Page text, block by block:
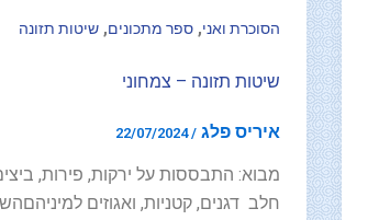
הסוכרת ואני,ספר מתכונים,שיטות תזונה
שיטות תזונה – צמחוני
איריס פלג/
22/07/2024
מבוא: התבססות על ירקות, פירות,
חלב דגנים, קטניות, ואגוזים